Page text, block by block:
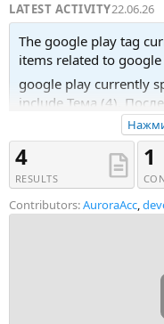
LATEST ACTIVITY22.06.26
The google play tag
items related to google
google play currently
include Тема (4).
Recent tagged content
цифровые товары,
продажа Google Play
ASOTeam, udemy]
4
RESULTS
1
Contributors:AuroraAcc,